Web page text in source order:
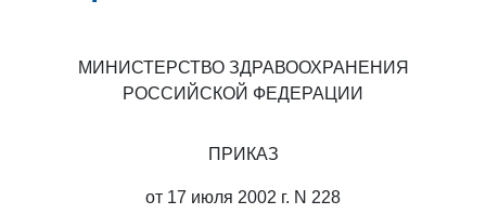
МИНИСТЕРСТВО ЗДРАВООХРАНЕНИЯ
РОССИЙСКОЙ ФЕДЕРАЦИИ
ПРИКАЗ
от 17 июля 2002 г. N 228